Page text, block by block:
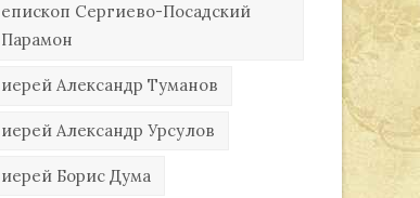
епископ Сергиево-Посадский
Парамон
иерей Александр Туманов
иерей Александр Урсулов
иерей Борис Дума